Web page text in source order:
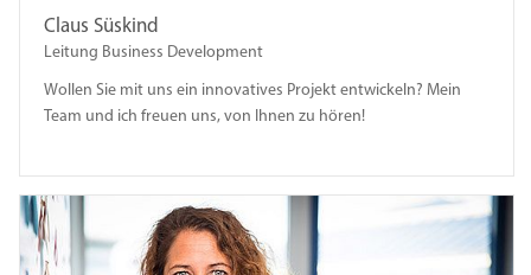
Claus Süskind
Leitung Business Development
Wollen Sie mit uns ein innovatives Projekt entwickeln? Mein
Team und ich freuen uns, von Ihnen zu hören!